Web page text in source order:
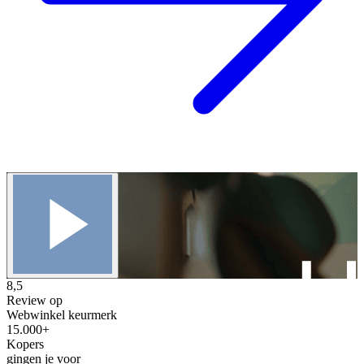
8,5
Review op
Webwinkel keurmerk
15.000+
Kopers
gingen je voor